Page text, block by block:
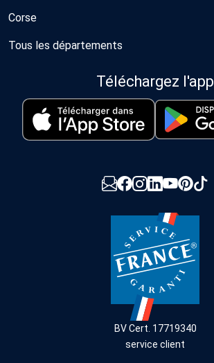
Corse
Tous les départements
Téléchargez l'app
BV Cert. 17719340
service client